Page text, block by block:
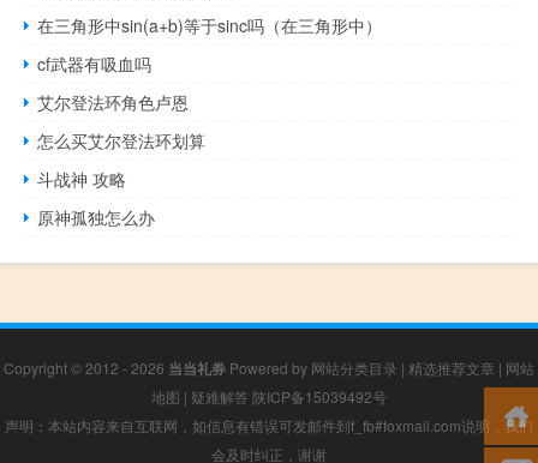
在三角形中sin(a+b)等于sinc吗（在三角形中）
cf武器有吸血吗
艾尔登法环角色卢恩
怎么买艾尔登法环划算
斗战神 攻略
原神孤独怎么办
Copyright © 2012 - 2026 当当礼券 Powered by 网站分类目录 | 精选推荐文章 | 网站
地图 | 疑难解答 陕ICP备15039492号
声明：本站内容来自互联网，如信息有错误可发邮件到f_fb#foxmail.com说明，我们
会及时纠正，谢谢